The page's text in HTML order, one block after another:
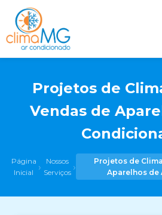
Projetos de
Vendas de
Página
Inicial
›
Nossos
Serviços ›
Projetos de
Aparelhos de